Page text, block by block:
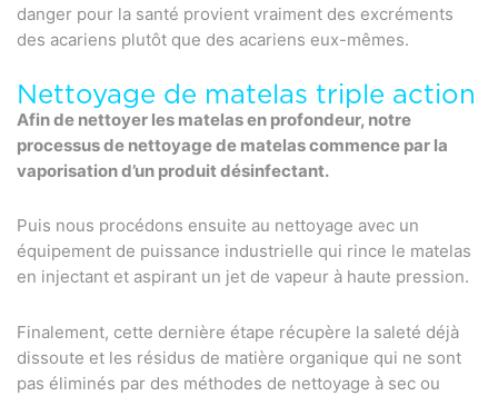
danger pour la santé provient vraiment des excréments
des acariens plutôt que des acariens eux-mêmes.
Nettoyage de matelas triple action
Afin de nettoyer les matelas en profondeur, notre
processus de nettoyage de matelas commence par la
vaporisation d’un produitdésinfectant.
Puis nous procédons ensuite au nettoyage avec un
équipement de puissance industrielle qui rince le matelas
en injectant et aspirant un jet de vapeur à haute pression.
Finalement, cette dernière étape récupère la saleté déjà
dissoute et les résidus de matière organique qui ne sont
pas éliminés par des méthodes de nettoyage à sec ou